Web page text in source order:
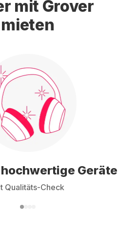
mit Grover
mieten
Geräte
Qualitäts-Check